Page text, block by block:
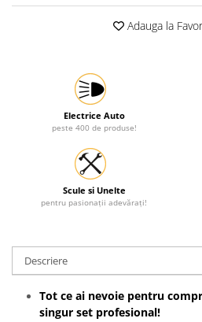
Tunuri de caldura si aeroteme
Utilaje constructie
Adauga la
Electrice Auto
peste 400 de produse!
Scule si Unelte
pentru pasionații adevărați!
Descriere
Tot ce ai nevoie pentru
singur set profesional!